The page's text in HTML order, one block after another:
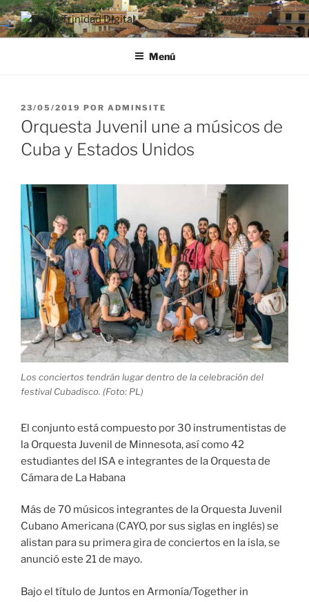
Saltar
al
contenido
RADIO TRINIDAD DIGITAL
Desde la Ciudad Museo del Caribe
Menú
PUBLICADO
EL
23/05/2019 POR ADMINSITE
Orquesta Juvenil une a músicos de
Cuba y Estados Unidos
Los conciertos tendrán lugar dentro de la celebración del
festival Cubadisco. (Foto: PL)
El conjunto está compuesto por 30 instrumentistas de
la Orquesta Juvenil de Minnesota, así como 42
estudiantes del ISA e integrantes de la Orquesta de
Cámara de La Habana
Más de 70 músicos integrantes de la Orquesta Juvenil
Cubano Americana (CAYO, por sus siglas en inglés) se
alistan para su primera gira de conciertos en la isla, se
anunció este 21 de mayo.
Bajo el título de Juntos en Armonía/Together in